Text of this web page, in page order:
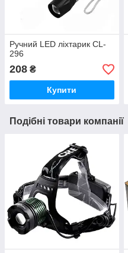
Ручний LED ліхтарик CL-
296
208 ₴
Купити
Подібні товари компанії